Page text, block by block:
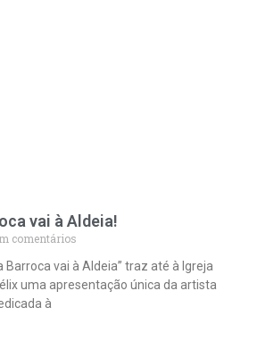
vai à Aldeia!
comentários
Barroca vai à Aldeia” traz até à Igreja
uma apresentação única da artista
à